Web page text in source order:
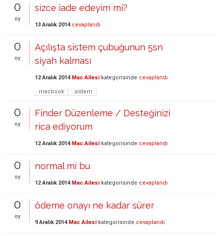
0
oy
sizce iade edeyim mi?
13 Aralık 2014 cevaplandı
0
oy
Açılışta sistem çubuğunun 5sn
siyah kalması
12 Aralık 2014 Mac Ailesi kategorisinde cevaplandı
macbook sistem
0
oy
Finder Düzenleme / Desteğinizi
rica ediyorum
12 Aralık 2014 Mac Ailesi kategorisinde cevaplandı
0
oy
normal mi bu
12 Aralık 2014 Mac Ailesi kategorisinde cevaplandı
0
oy
ödeme onayı ne kadar sürer
9 Aralık 2014 Mac Ailesi kategorisinde cevaplandı